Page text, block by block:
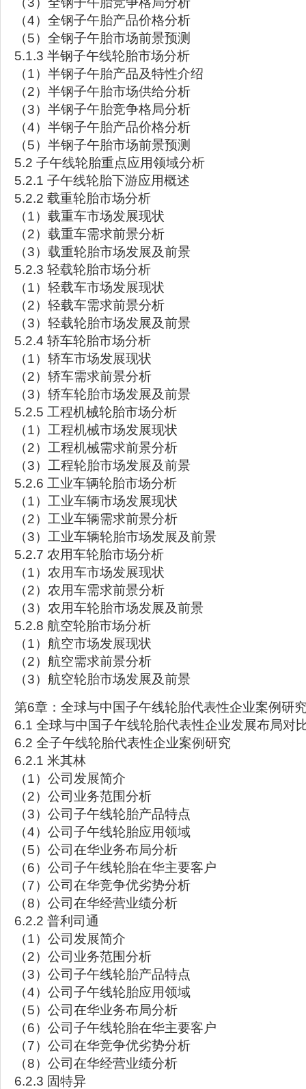
（4）全钢子午胎产品价格分析
（5）全钢子午胎市场前景预测
5.1.3 半钢子午线轮胎市场分析
（1）半钢子午胎产品及特性介绍
（2）半钢子午胎市场供给分析
（3）半钢子午胎竞争格局分析
（4）半钢子午胎产品价格分析
（5）半钢子午胎市场前景预测
5.2 子午线轮胎重点应用领域分析
5.2.1 子午线轮胎下游应用概述
5.2.2 载重轮胎市场分析
（1）载重车市场发展现状
（2）载重车需求前景分析
（3）载重轮胎市场发展及前景
5.2.3 轻载轮胎市场分析
（1）轻载车市场发展现状
（2）轻载车需求前景分析
（3）轻载轮胎市场发展及前景
5.2.4 轿车轮胎市场分析
（1）轿车市场发展现状
（2）轿车需求前景分析
（3）轿车轮胎市场发展及前景
5.2.5 工程机械轮胎市场分析
（1）工程机械市场发展现状
（2）工程机械需求前景分析
（3）工程轮胎市场发展及前景
5.2.6 工业车辆轮胎市场分析
（1）工业车辆市场发展现状
（2）工业车辆需求前景分析
（3）工业车辆轮胎市场发展及前景
5.2.7 农用车轮胎市场分析
（1）农用车市场发展现状
（2）农用车需求前景分析
（3）农用车轮胎市场发展及前景
5.2.8 航空轮胎市场分析
（1）航空市场发展现状
（2）航空需求前景分析
（3）航空轮胎市场发展及前景
第6章：全球与中国子午线轮胎代表性企业案例研
6.1 全球与中国子午线轮胎代表性企业发展布局对
6.2 全子午线轮胎代表性企业案例研究
6.2.1 米其林
（1）公司发展简介
（2）公司业务范围分析
（3）公司子午线轮胎产品特点
（4）公司子午线轮胎应用领域
（5）公司在华业务布局分析
（6）公司子午线轮胎在华主要客户
（7）公司在华竞争优劣势分析
（8）公司在华经营业绩分析
6.2.2 普利司通
（1）公司发展简介
（2）公司业务范围分析
（3）公司子午线轮胎产品特点
（4）公司子午线轮胎应用领域
（5）公司在华业务布局分析
（6）公司子午线轮胎在华主要客户
（7）公司在华竞争优劣势分析
（8）公司在华经营业绩分析
6.2.3 固特异